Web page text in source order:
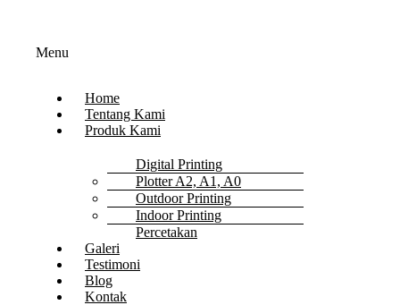
Menu
Home
Tentang Kami
Produk Kami
Digital Printing
Plotter A2, A1, A0
Outdoor Printing
Indoor Printing
Percetakan
Galeri
Testimoni
Blog
Kontak